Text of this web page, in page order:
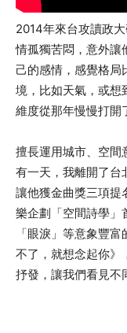
2014年來台攻讀政
情孤獨苦悶，意外讓
己的感情，感覺格局
境，比如天氣，或想
維度從那年慢慢打開
擅長運用城市、空間
有一天，我離開了台
讓他獲金曲獎三項提
樂企劃「空間詩學」
「眼淚」等意象豐
不了，就想念起你》
抒發，讓我們看見不